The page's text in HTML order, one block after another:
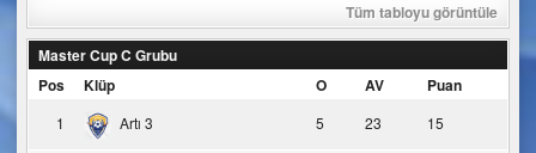
Tüm tabloyu görüntüle
Master Cup C Grubu
Pos
Klüp O AV Puan
1 Artı 3 5 23 15